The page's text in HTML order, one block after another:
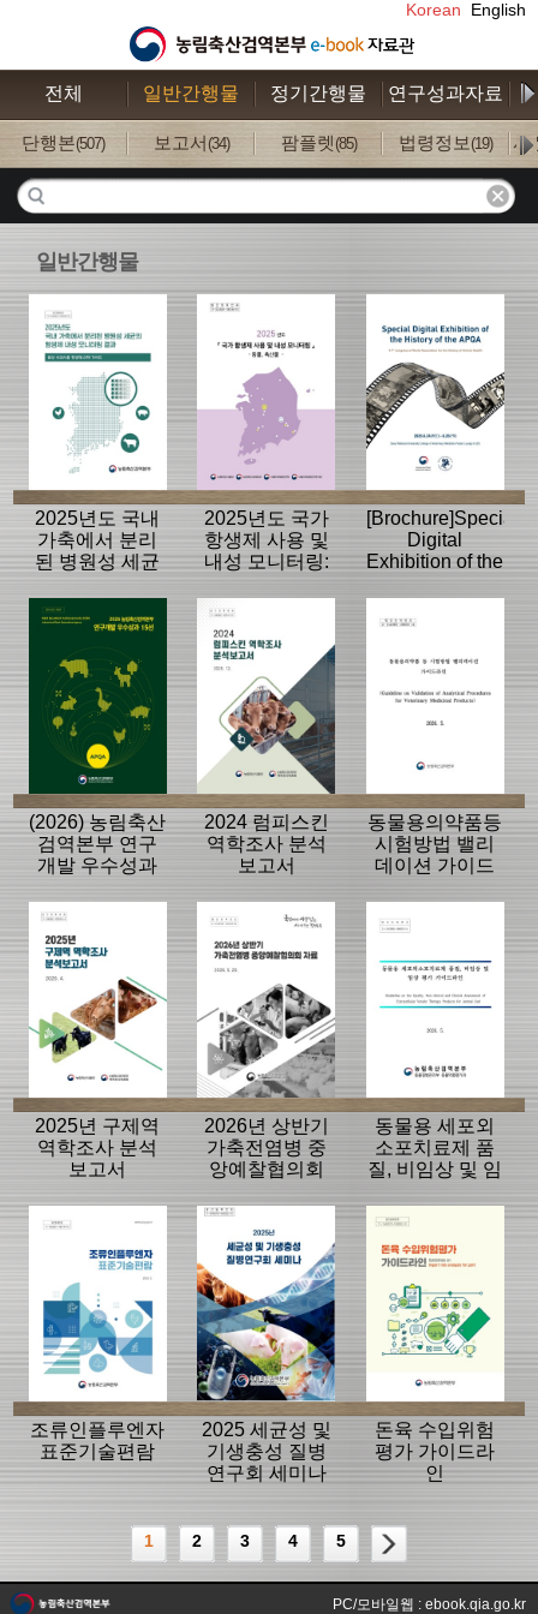
Korean English
전체 일반간행물 정기간행물 연구성과자료
단행본(507) 보고서 (34) 팜플렛 (85) 법령정보(19) 사
일반간행물
2025년도 국내
가축에서 분리
된 병원성 세균
모니터링 결과
2025년도 국가
항생제 사용 및
내성 모니터링:
[Brochure]Special
Digital
Exhibition of the
APQA
(2026) 농림축산
검역본부 연구
개발 우수성과
2024 럼피스킨
역학조사 분석
보고서
동물용의약품등
시험방법 밸리
데이션 가이드
2025년 구제역
역학조사 분석
보고서
2026년 상반기
가축전염병 중
앙예찰협의회
동물용 세포외
소포치료제 품
질, 비임상 및 임
라인
조류인플루엔자
표준기술편람
2025 세균성 및
기생충성 질병
연구회 세미나
돈육 수입위험
평가 가이드라
인
1 2 3 4 5
PC/모바일웹 : ebook.qia.go.kr